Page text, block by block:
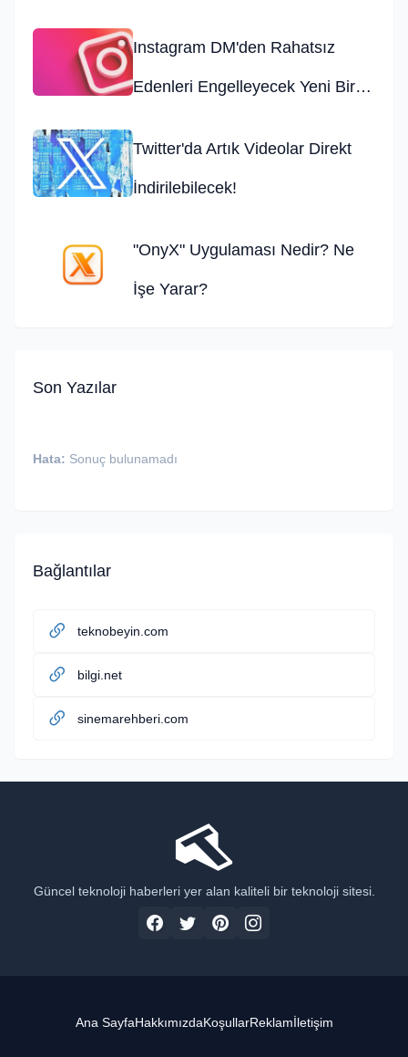
Instagram DM'den Rahatsız
Edenleri Engelleyecek Yeni Bir
Twitter'da Artık Videolar Direkt
İndirilebilecek!
"OnyX" Uygulaması Nedir? Ne
İşe Yarar?
Son Yazılar
Hata: Sonuç bulunamadı
Bağlantılar
teknobeyin.com
bilgi.net
sinemarehberi.com
Güncel teknoloji haberleri yer alan kaliteli bir teknoloji sitesi.
Ana SayfaHakkımızdaKoşullarReklamİletişim